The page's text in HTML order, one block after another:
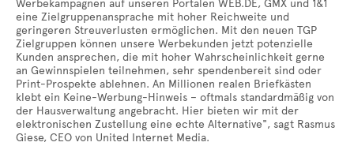
Werbekampagnen auf unseren Portalen WEB.DE, GMX und 1&1
eine Zielgruppenansprache mit hoher Reichweite und
geringeren Streuverlusten ermöglichen. Mit den neuen TGP
Zielgruppen können unsere Werbekunden jetzt potenzielle
Kunden ansprechen, die mit hoher Wahrscheinlichkeit gerne
an Gewinnspielen teilnehmen, sehr spendenbereit sind oder
Print-Prospekte ablehnen. An Millionen realen Briefkästen
klebt ein Keine-Werbung-Hinweis – oftmals standardmäßig von
der Hausverwaltung angebracht. Hier bieten wir mit der
elektronischen Zustellung eine echte Alternative", sagt Rasmus
Giese, CEO von United Internet Media.